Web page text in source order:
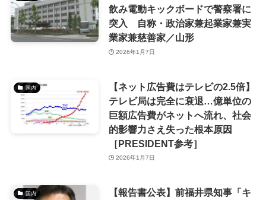
飲み電動キックボードで警察署に
突入 自称・政治家兼起業家兼実
業家兼慈善家／山形
2026年1月7日
国内
【ネット広告費はテレビの2.5倍】
テレビ局は完全に衰退…億単位の
巨額広告費がネットへ流れ、社会
的影響力さえ失った根本原因
［PRESIDENT参考］
2026年1月7日
国内
【報告書公表】前福井県知事「キ